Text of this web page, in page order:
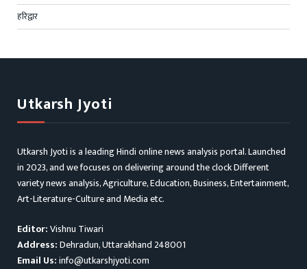
हरिद्वार
Utkarsh Jyoti
Utkarsh Jyoti is a leading Hindi online news analysis portal. Launched
in 2023, and we focuses on delivering around the clock Different
variety news analysis, Agriculture, Education, Business, Entertainment,
Art-Literature-Culture and Media etc.
Editor:Vishnu Tiwari
Address:Dehradun, Uttarakhand 248001
Email Us:info@utkarshjyoti.com